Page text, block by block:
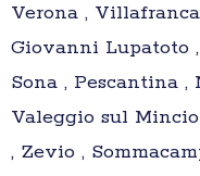
Verona ,
Giovanni Lupatoto
Sona , Pescantina ,
Valeggio sul
, Zevio ,